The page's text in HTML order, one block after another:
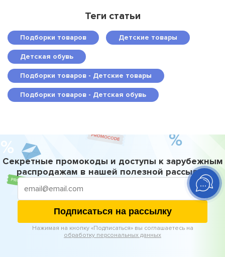
Теги статьи
Подборки товаров Детские товары
Детская обувь
Подборки товаров - Детские товары
Подборки товаров - Детская обувь
Секретные промокоды и доступы к зарубежным
распродажам в нашей полезной рассылке
Подписаться на рассылку
Нажимая на кнопку «Подписаться» вы соглашаетесь на
обработку персональных данных